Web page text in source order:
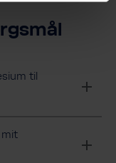
til
mit